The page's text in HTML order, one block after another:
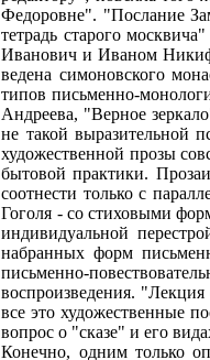
Федоровне". "Послание
тетрадь старого
Иванович и Иваном
ведена симоновского
типов письменно-
Андреева, "Верное
не такой выразительной
художественной прозы
бытовой практики.
соотнести только с
Гоголя - со стиховыми
индивидуальной
набранных форм
письменно-
воспроизведения.
все это художественные
вопрос о "сказе" и его
Конечно, одним только